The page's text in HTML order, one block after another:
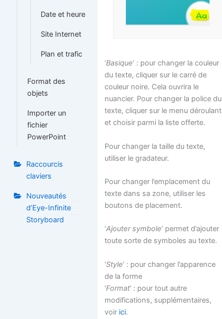
Date et heure
Site Internet
Plan et trafic
Format des
objets
Importer un
fichier
PowerPoint
Raccourcis
claviers
Nouveautés
d’Eye-Infinite
Storyboard
‘Basique’ : pour changer la couleur
du texte, cliquer sur le carré de
couleur noire. Cela ouvrira le
nuancier. Pour changer la police du
texte, cliquer sur le menu déroulant
et choisir parmi la liste offerte.
Pour changer la taille du texte,
utiliser le gradateur.
Pour changer l’emplacement du
texte dans sa zone, utiliser les
boutons de placement.
‘Ajouter symbole’ permet d’ajouter
toute sorte de symboles au texte.
‘Style’ : pour changer l’apparence
de la forme
‘Format’ : pour tout autre
modifications, supplémentaires,
voir ici.